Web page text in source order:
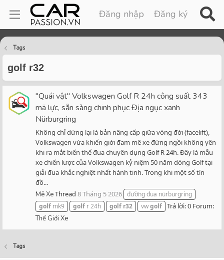
Đăng nhập Đăng ký
Tags
golf r32
"Quái vật" Volkswagen Golf R 24h công suất 343
mã lực, sẵn sàng chinh phục Địa ngục xanh
Nürburgring
Không chỉ dừng lại là bản nâng cấp giữa vòng đời (facelift),
Volkswagen vừa khiến giới đam mê xe đứng ngồi không yên
khi ra mắt biến thể đua chuyên dụng Golf R 24h. Đây là mẫu
xe chiến lược của Volkswagen kỷ niệm 50 năm dòng Golf tại
giải đua khắc nghiệt nhất hành tinh. Trong khi một số tín
đồ...
Mê XeThread 8 Tháng 5 2026 đường đua nürburgring
golf mk9 golf r 24h golf r32 vwgolf Trả lời: 0 Forum:
Thế Giới Xe
Tags